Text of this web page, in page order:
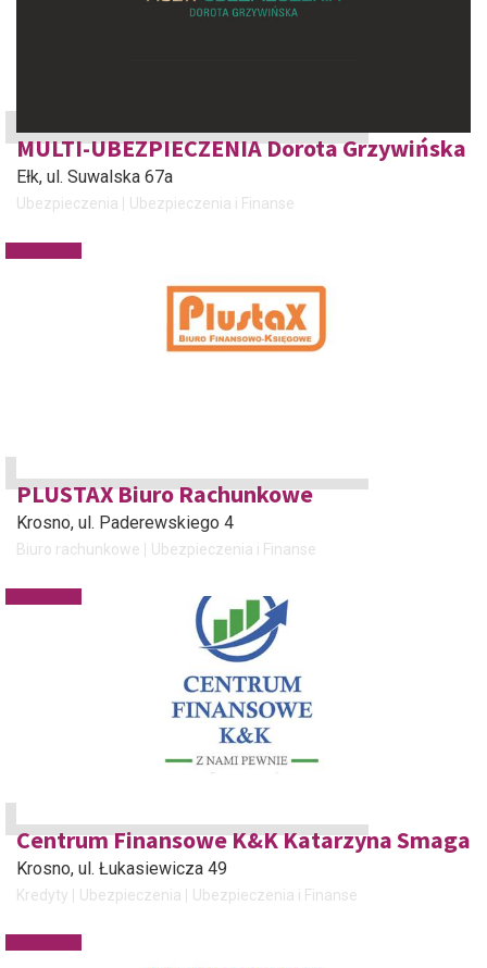
MULTI-UBEZPIECZENIA Dorota Grzywińska
Ełk, ul. Suwalska 67a
Ubezpieczenia Ubezpieczenia i Finanse
PLUSTAX Biuro Rachunkowe
Krosno, ul. Paderewskiego 4
Biuro rachunkowe Ubezpieczenia i Finanse
Centrum Finansowe K&K Katarzyna Smaga
Krosno, ul. Łukasiewicza 49
Kredyty Ubezpieczenia Ubezpieczenia i Finanse